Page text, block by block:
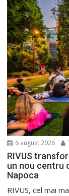
6 august 2026
RIVUS
un nou centru
Napoca
RIVUS, cel mai